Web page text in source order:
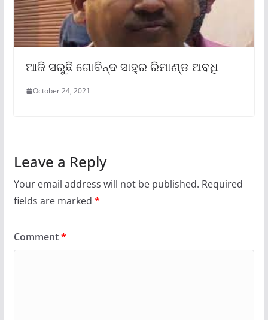
ଆଜି ସରୁଛି ଗୋବିନ୍ଦ ସାହୁର ରିମାଣ୍ଡ ଅବଧି
October 24, 2021
Leave a Reply
Your email address will not be published. Required
fields are marked *
Comment*